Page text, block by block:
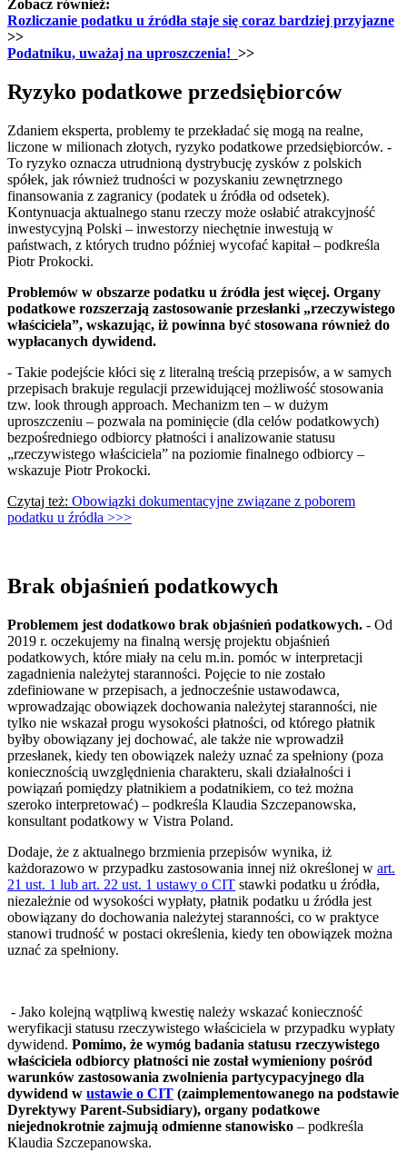
Zobacz również:
Rozliczanie podatku u źródła staje się coraz bardziej przyjazne
>>
Podatniku, uważaj na uproszczenia! >>
Ryzyko podatkowe przedsiębiorców
Zdaniem eksperta, problemy te przekładać się mogą na realne,
liczone w milionach złotych, ryzyko podatkowe przedsiębiorców. -
To ryzyko oznacza utrudnioną dystrybucję zysków z polskich
spółek, jak również trudności w pozyskaniu zewnętrznego
finansowania z zagranicy (podatek u źródła od odsetek).
Kontynuacja aktualnego stanu rzeczy może osłabić atrakcyjność
inwestycyjną Polski – inwestorzy niechętnie inwestują w
państwach, z których trudno później wycofać kapitał – podkreśla
Piotr Prokocki.
Problemów w obszarze podatku u źródła jest więcej. Organy
podatkowe rozszerzają zastosowanie przesłanki „rzeczywistego
właściciela”, wskazując, iż powinna być stosowana również do
wypłacanych dywidend.
- Takie podejście kłóci się z literalną treścią przepisów, a w samych
przepisach brakuje regulacji przewidującej możliwość stosowania
tzw. look through approach. Mechanizm ten – w dużym
uproszczeniu – pozwala na pominięcie (dla celów podatkowych)
bezpośredniego odbiorcy płatności i analizowanie statusu
„rzeczywistego właściciela” na poziomie finalnego odbiorcy –
wskazuje Piotr Prokocki.
Czytaj też: Obowiązki dokumentacyjne związane z poborem
podatku u źródła >>>
Brak objaśnień podatkowych
Problemem jest dodatkowo brak objaśnień podatkowych. - Od
2019 r. oczekujemy na finalną wersję projektu objaśnień
podatkowych, które miały na celu m.in. pomóc w interpretacji
zagadnienia należytej staranności. Pojęcie to nie zostało
zdefiniowane w przepisach, a jednocześnie ustawodawca,
wprowadzając obowiązek dochowania należytej staranności, nie
tylko nie wskazał progu wysokości płatności, od którego płatnik
byłby obowiązany jej dochować, ale także nie wprowadził
przesłanek, kiedy ten obowiązek należy uznać za spełniony (poza
koniecznością uwzględnienia charakteru, skali działalności i
powiązań pomiędzy płatnikiem a podatnikiem, co też można
szeroko interpretować) – podkreśla Klaudia Szczepanowska,
konsultant podatkowy w Vistra Poland.
Dodaje, że z aktualnego brzmienia przepisów wynika, iż
każdorazowo w przypadku zastosowania innej niż określonej w art.
21 ust. 1 lub art. 22 ust. 1 ustawy o CIT stawki podatku u źródła,
niezależnie od wysokości wypłaty, płatnik podatku u źródła jest
obowiązany do dochowania należytej staranności, co w praktyce
stanowi trudność w postaci określenia, kiedy ten obowiązek można
uznać za spełniony.
- Jako kolejną wątpliwą kwestię należy wskazać konieczność
weryfikacji statusu rzeczywistego właściciela w przypadku wypłaty
dywidend. Pomimo, że wymóg badania statusu rzeczywistego
właściciela odbiorcy płatności nie został wymieniony pośród
warunków zastosowania zwolnienia partycypacyjnego dla
dywidend w ustawie o CIT (zaimplementowanego na podstawie
Dyrektywy Parent-Subsidiary), organy podatkowe
niejednokrotnie zajmują odmienne stanowisko – podkreśla
Klaudia Szczepanowska.